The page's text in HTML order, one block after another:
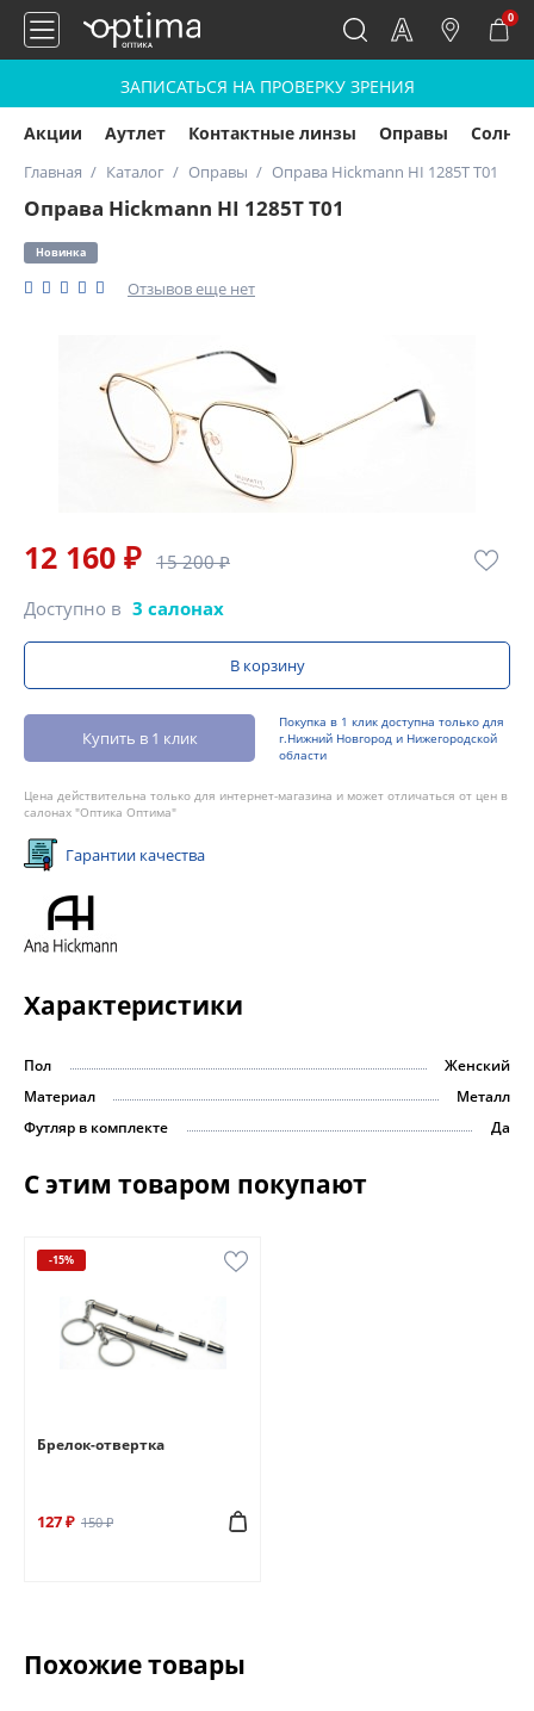
0
ЗАПИСАТЬСЯ НА ПРОВЕРКУ ЗРЕНИЯ
Акции Аутлет Контактные линзы Оправы
Главная Каталог Оправы Оправа Hickmann HI 1285T T01
Оправа Hickmann HI 1285T T01
Новинка
Отзывов еще нет
12 160 ₽ 15 200 ₽
Доступно в 3 салонах
В корзину
Купить в 1 клик
Покупка в 1 клик доступна только для
г.Нижний Новгород и Нижегородской
области
Цена действительна только для интернет-магазина и может отличаться от цен в
салонах "Оптика Оптима"
Гарантии качества
Характеристики
Пол
Женский
Материал
Металл
Футляр в комплекте
Да
С этим товаром покупают
-15%
Брелок-отвертка
127 ₽ 150 ₽
Похожие товары